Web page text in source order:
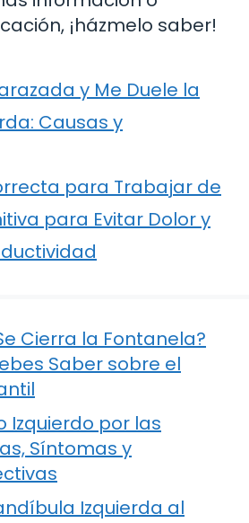
¡házmelo saber!
y Me Duele la
Causas y
para Trabajar de
para Evitar Dolor y
Cierra la Fontanela?
Saber sobre el
Izquierdo por las
Síntomas y
Izquierda al